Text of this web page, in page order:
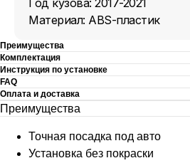
Материал: ABS-пластик
Преимущества
Комплектация
Инструкция по установке
FAQ
Оплата и доставка
Преимущества
Точная посадка под авто
Установка без покраски